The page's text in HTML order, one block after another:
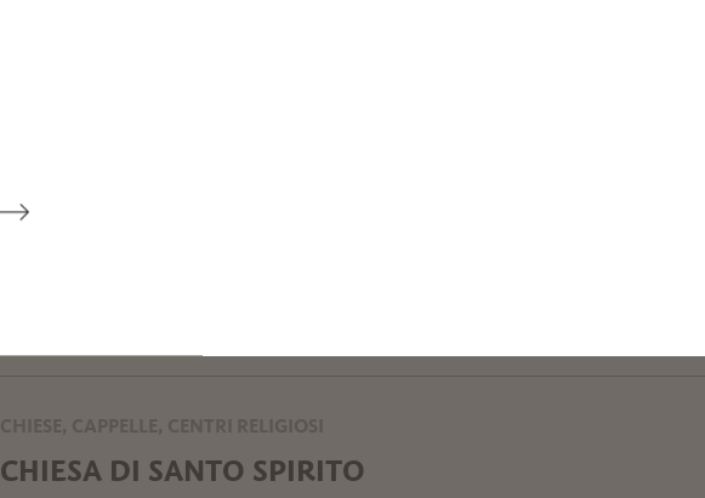
volta in un documento del 1256. L'edificio romanico ...
CHIESA DI SANTO SPIRITO